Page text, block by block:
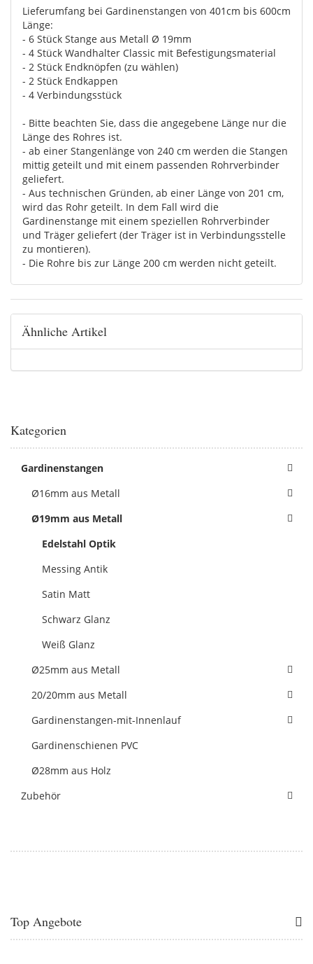
Lieferumfang bei Gardinenstangen von 401cm bis 600cm
Länge:
- 6 Stück Stange aus Metall Ø 19mm
- 4 Stück Wandhalter Classic mit Befestigungsmaterial
- 2 Stück Endknöpfen (zu wählen)
- 2 Stück Endkappen
- 4 Verbindungsstück
- Bitte beachten Sie, dass die angegebene Länge nur die
Länge des Rohres ist.
- ab einer Stangenlänge von 240 cm werden die Stangen
mittig geteilt und mit einem passenden Rohrverbinder
geliefert.
- Aus technischen Gründen, ab einer Länge von 201 cm,
wird das Rohr geteilt. In dem Fall wird die
Gardinenstange mit einem speziellen Rohrverbinder
und Träger geliefert (der Träger ist in Verbindungsstelle
zu montieren).
- Die Rohre bis zur Länge 200 cm werden nicht geteilt.
Ähnliche Artikel
Kategorien
Gardinenstangen
Ø16mm aus Metall
Ø19mm aus Metall
Edelstahl Optik
Messing Antik
Satin Matt
Schwarz Glanz
Weiß Glanz
Ø25mm aus Metall
20/20mm aus Metall
Gardinenstangen-mit-Innenlauf
Gardinenschienen PVC
Ø28mm aus Holz
Zubehör
Top Angebote